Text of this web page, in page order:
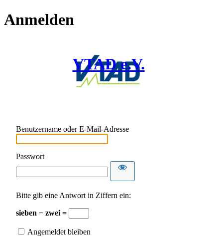
Anmelden
VTAD e.V.
Benutzername oder E-Mail-Adresse
Passwort
Bitte gib eine Antwort in Ziffern ein:
sieben − zwei =
Angemeldet bleiben